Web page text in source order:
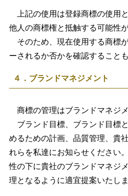
上記の使用は登録商標の使用
他人の商標権と抵触する可能性が
そのため、現在使用する商標
ーされるか否かを確認すること
４．ブランドマネジメント
商標の管理はブランドマネジ
ブランド目標、ブランド目標
めるための計画、品質管理、貴
れらを私達にお知らせください
性の下に貴社のブランドマネジ
理となるように適宜提案いたしま